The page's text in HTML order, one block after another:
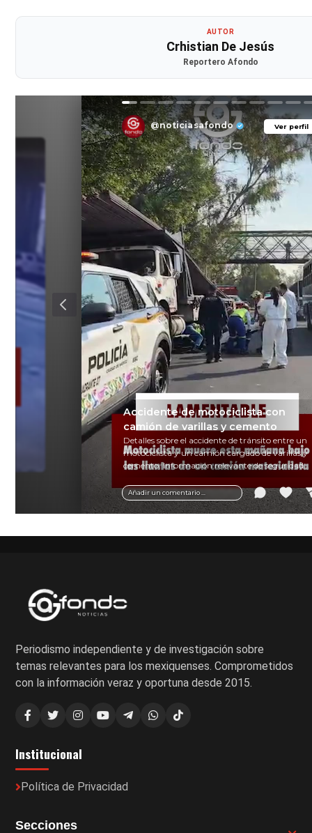
AUTOR
Crhistian De Jesús
Reportero Afondo
Ver perfil
@noticiasafondo Ver perfil
Añadir un comentario ...
Accidente de motociclista con
camión de varillas y cemento
Detalles sobre el accidente de tránsito entre un
motociclista y un camión cargado de varillas y
cemento. Información relevante de seguridad
vial y recomendaciones para motociclistas.
Periodismo independiente y de investigación sobre
temas relevantes para los mexiquenses. Comprometidos
con la información veraz y oportuna desde 2015.
Institucional
Política de Privacidad
Secciones